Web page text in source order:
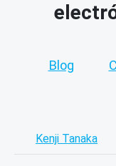
Blog
Kenji Tanaka